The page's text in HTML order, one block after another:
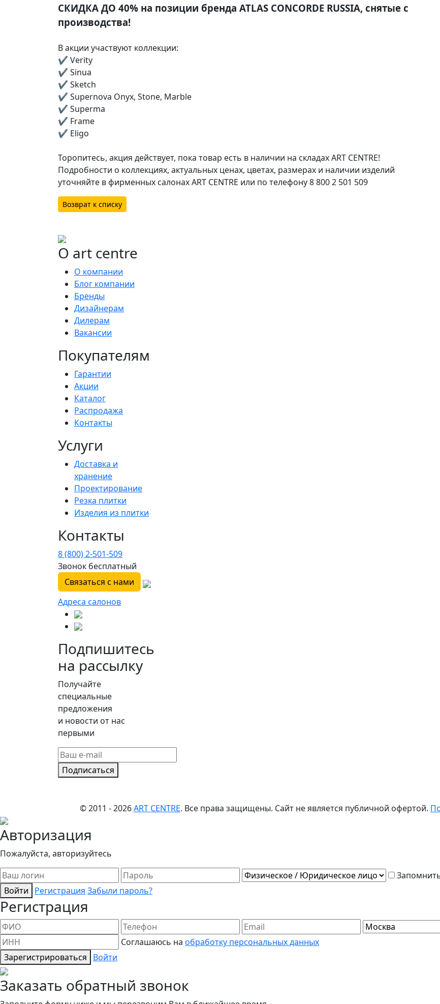
СКИДКА ДО 40% на позиции бренда ATLAS CONCORDE RUSSIA, снятые с
производства!
В акции участвуют коллекции:
✔️ Verity
✔️ Sinua
✔️ Sketch
✔️ Supernova Onyx, Stone, Mаrble
✔️ Superma
✔️ Frame
✔️ Eligo
Торопитесь, акция действует, пока товар есть в наличии на складах ART CENTRE!
Подробности о коллекциях, актуальных ценах, цветах, размерах и наличии изделий
уточняйте в фирменных салонах ART CENTRE или по телефону 8 800 2 501 509
Возврат к списку
О art centre
О компании
Блог компании
Бренды
Дизайнерам
Дилерам
Вакансии
Покупателям
Гарантии
Акции
Каталог
Распродажа
Контакты
Услуги
Доставка и
хранение
Проектирование
Резка плитки
Изделия из плитки
Контакты
8 (800) 2-501-509
Звонок бесплатный
Связаться с нами
Адреса салонов
Подпишитесь
на рассылку
Получайте
специальные
предложения
и новости от нас
первыми
Подписаться
© 2011 - 2026ART CENTRE. Все права защищены. Сайт не является публичной офертой.
Авторизация
Пожалуйста, авторизуйтесь
Войти
Регистрация Забыли пароль?
Регистрация
Соглашаюсь на обработку персональных данных
Зарегистрироваться
Войти
Заказать обратный звонок